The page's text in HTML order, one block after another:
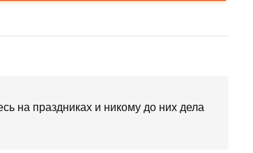
на праздниках и никому до них дела